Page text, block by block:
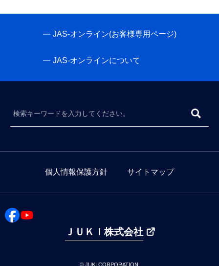
JAS-オンライン(お客様専用ページ)
JAS-オンラインについて
個人情報保護方針 サイトマップ
ＪＵＫＩ株式会社
© JUKI CORPORATION.